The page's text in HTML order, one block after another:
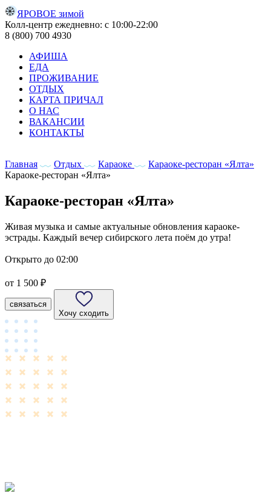
ЯРОВОЕ зимой
Колл-центр ежедневно: с 10:00-22:00
8 (800) 700 4930
АФИША
ЕДА
ПРОЖИВАНИЕ
ОТДЫХ
КАРТА ПРИЧАЛ
О НАС
ВАКАНСИИ
КОНТАКТЫ
Главная Отдых Караоке
Караоке-ресторан «Ялта»
Караоке-ресторан «Ялта»
Караоке-ресторан «Ялта»
Живая музыка и самые актуальные обновления караоке-
эстрады. Каждый вечер сибирского лета поём до утра!
Открыто до 02:00
от 1 500 ₽
связаться
Хочу сходить